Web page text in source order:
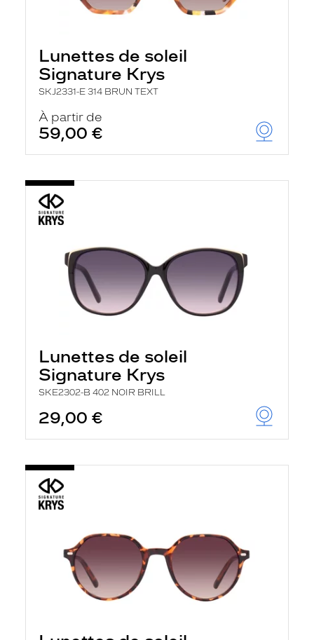
Lunettes de soleil
Signature Krys
SKJ2331-E 314 BRUN TEXT
À partir de
59,00 €
Lunettes de soleil
Signature Krys
SKE2302-B 402 NOIR BRILL
29,00 €